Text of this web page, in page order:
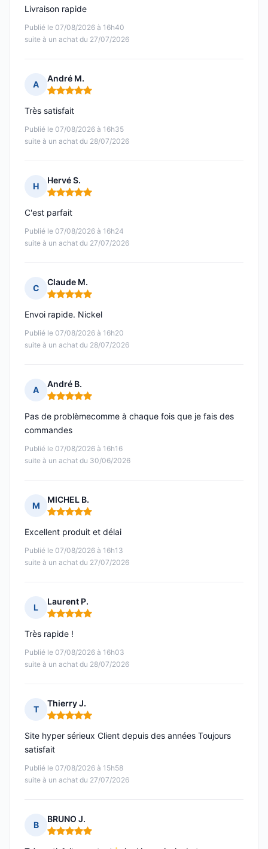
Publié le 07/08/2026 à 16h40
suite à un achat du 27/07/2026
Livraison rapide
A
André M.
Note : 5 sur 5
Publié le 07/08/2026 à 16h35
suite à un achat du 28/07/2026
Très satisfait
H
Hervé S.
Note : 5 sur 5
Publié le 07/08/2026 à 16h24
suite à un achat du 27/07/2026
C'est parfait
C
Claude M.
Note : 5 sur 5
Publié le 07/08/2026 à 16h20
suite à un achat du 28/07/2026
Envoi rapide. Nickel
A
André B.
Note : 5 sur 5
Publié le 07/08/2026 à 16h16
suite à un achat du 30/06/2026
Pas de problèmecomme à chaque fois que je fais des
commandes
M
MICHEL B.
Note : 5 sur 5
Publié le 07/08/2026 à 16h13
suite à un achat du 27/07/2026
Excellent produit et délai
L
Laurent P.
Note : 5 sur 5
Publié le 07/08/2026 à 16h03
suite à un achat du 28/07/2026
Très rapide !
T
Thierry J.
Note : 5 sur 5
Publié le 07/08/2026 à 15h58
suite à un achat du 27/07/2026
Site hyper sérieux Client depuis des années Toujours
satisfait
B
BRUNO J.
Note : 5 sur 5